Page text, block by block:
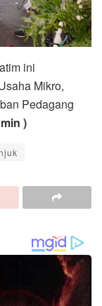
ini
Mikro,
Pedagang
)